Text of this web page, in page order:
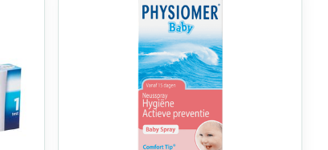
Toon meer
Parfums en
geurproducten
geneesmiddelen